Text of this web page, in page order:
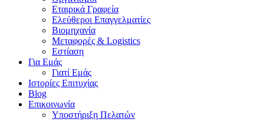
Εταιρικά Γραφεία
Ελεύθεροι Επαγγελματίες
Βιομηχανία
Μεταφορές & Logistics
Εστίαση
Για Εμάς
Γιατί Εμάς
Ιστορίες Επιτυχίας
Blog
Επικοινωνία
Υποστήριξη Πελατών